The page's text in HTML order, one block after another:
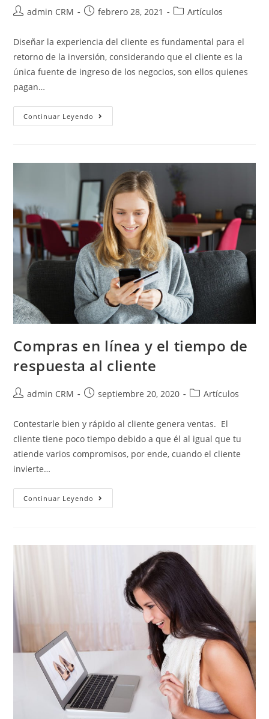
admin CRM febrero 28, 2021 Artículos
Diseñar la experiencia del cliente es fundamental para el
retorno de la inversión, considerando que el cliente es la
única fuente de ingreso de los negocios, son ellos quienes
pagan…
Continuar Leyendo
Compras en línea y el tiempo de
respuesta al cliente
admin CRM septiembre 20, 2020 Artículos
Contestarle bien y rápido al cliente genera ventas. El
cliente tiene poco tiempo debido a que él al igual que tu
atiende varios compromisos, por ende, cuando el cliente
invierte…
Continuar Leyendo